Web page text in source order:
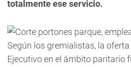
totalmente ese servicio.
Según los gremialistas, la oferta
Ejecutivo en el ámbito paritario